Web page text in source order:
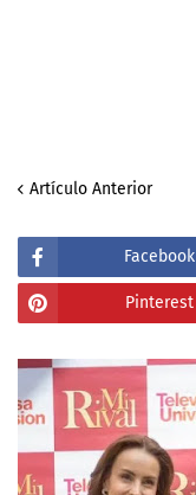
Artículo Anterior
Facebook
Pinterest